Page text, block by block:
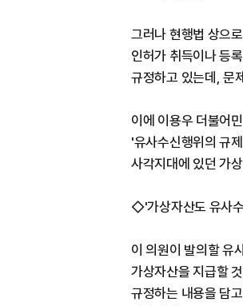
그러나 현행법 상으
인허가 취득이나 등
규정하고 있는데, 문
이에 이용우 더불어
'유사수신행위의 규
사각지대에 있던 가
◇'가상자산도 유사
이 의원이 발의할 유
가상자산을 지급할
규정하는 내용을 담